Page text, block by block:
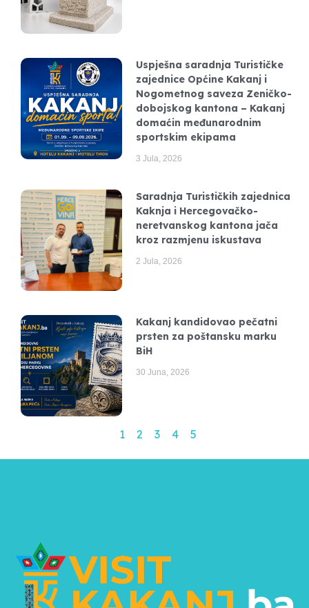
Uspješna saradnja Turističke
zajednice Općine Kakanj i
Nogometnog saveza Zeničko-
dobojskog kantona – Kakanj
domaćin međunarodnim
sportskim ekipama
3 Jula, 2026
Saradnja Turističkih zajednica
Kaknja i Hercegovačko-
neretvanskog kantona jača
kroz razmjenu iskustava
2 Jula, 2026
Kakanj kandidovao pečatni
prsten za poštansku marku
BiH
30 Juna, 2026
1 2 3 4 5